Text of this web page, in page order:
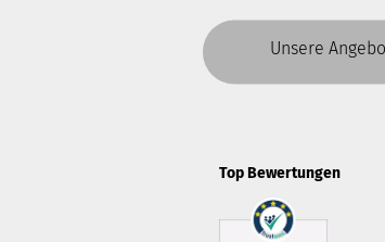
Unsere
Top Bewertungen